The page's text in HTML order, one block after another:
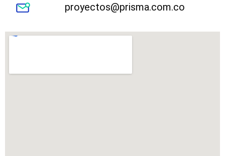
proyectos@prisma.com.co